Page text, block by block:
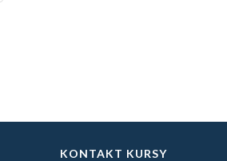
KONTAKT KURSY